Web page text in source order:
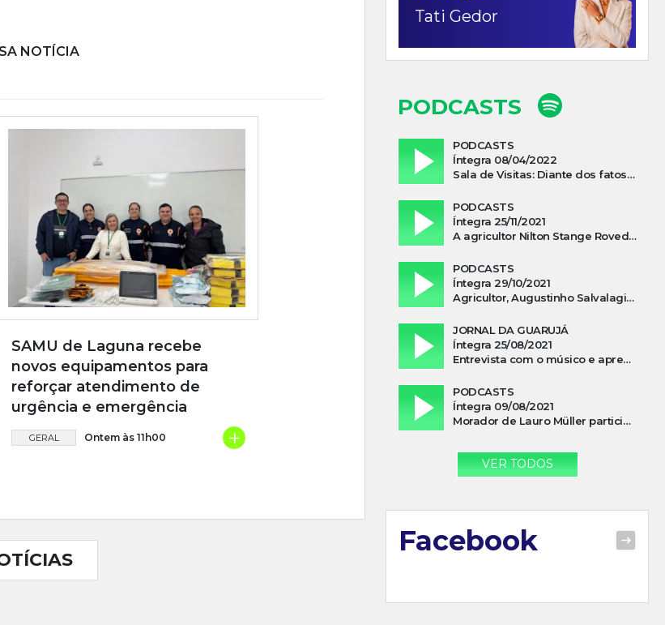
NOTÍCIA
SAMU de Laguna recebe
novos equipamentos para
reforçar atendimento de
urgência e emergência
GERAL Ontem às 11h00 +
Tati Gedor
PODCASTS
PODCASTS
Íntegra 08/04/2022
Sala de Visitas: Diante dos fatos que influenciam a economia o que podemos esperar de 2022
PODCASTS
Íntegra 25/11/2021
A agricultor Nilton Stange Roveda, afirma ter recebido ajuda espiritual durante acidente
PODCASTS
Íntegra 29/10/2021
Agricultor, Augustinho Salvalagio, relata sobre aparição do Cavaleiro Negro no Rio das Furnas
JORNAL DA GUARUJÁ
Íntegra 25/08/2021
Entrevista com o músico e apresentador, Lismael Ferrareis, no Cidade e Campo
PODCASTS
Íntegra 09/08/2021
Morador de Lauro Müller participa de motociata em apoio a Bolsonaro
VER TODOS
Facebook